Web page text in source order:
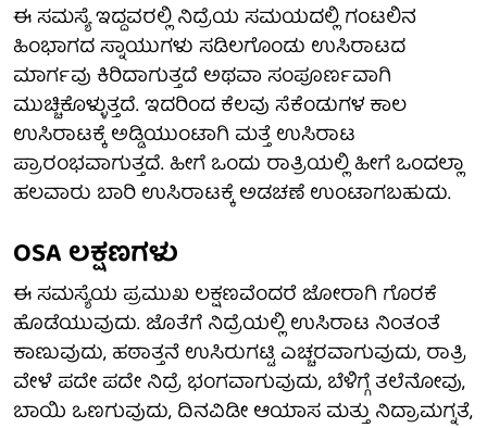
ಈ ಸಮಸ್ಯೆ ಇದ್ದವರಲ್ಲಿ ನಿದ್ರೆಯ ಸಮಯದಲ್ಲಿ ಗಂಟಲಿನ
ಹಿಂಭಾಗದ ಸ್ನಾಯುಗಳು ಸಡಿಲಗೊಂಡು ಉಸಿರಾಟದ
ಮಾರ್ಗವು ಕಿರಿದಾಗುತ್ತದೆ ಅಥವಾ ಸಂಪೂರ್ಣವಾಗಿ
ಮುಚ್ಚಿಕೊಳ್ಳುತ್ತದೆ. ಇದರಿಂದ ಕೆಲವು ಸೆಕೆಂಡುಗಳ ಕಾಲ
ಉಸಿರಾಟಕ್ಕೆ ಅಡ್ಡಿಯುಂಟಾಗಿ ಮತ್ತೆ ಉಸಿರಾಟ
ಪ್ರಾರಂಭವಾಗುತ್ತದೆ. ಹೀಗೆ ಒಂದು ರಾತ್ರಿಯಲ್ಲಿ ಹೀಗೆ ಒಂದಲ್ಲಾ
ಹಲವಾರು ಬಾರಿ ಉಸಿರಾಟಕ್ಕೆ ಅಡಚಣೆ ಉಂಟಾಗಬಹುದು.
OSA ಲಕ್ಷಣಗಳು
ಈ ಸಮಸ್ಯೆಯ ಪ್ರಮುಖ ಲಕ್ಷಣವೆಂದರೆ ಜೋರಾಗಿ ಗೊರಕೆ
ಹೊಡೆಯುವುದು. ಜೊತೆಗೆ ನಿದ್ರೆಯಲ್ಲಿ ಉಸಿರಾಟ ನಿಂತಂತೆ
ಕಾಣುವುದು, ಹಠಾತ್ತನೆ ಉಸಿರುಗಟ್ಟಿ ಎಚ್ಚರವಾಗುವುದು, ರಾತ್ರಿ
ವೇಳೆ ಪದೇ ಪದೇ ನಿದ್ರೆ ಭಂಗವಾಗುವುದು, ಬೆಳಿಗ್ಗೆ ತಲೆನೋವು,
ಬಾಯಿ ಒಣಗುವುದು, ದಿನವಿಡೀ ಆಯಾಸ ಮತ್ತು ನಿದ್ರಾಮಗ್ನತೆ,